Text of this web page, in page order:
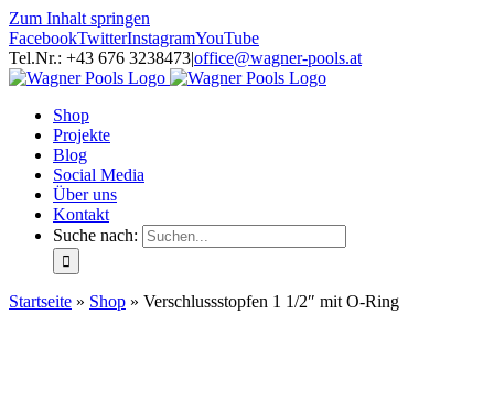
Zum Inhalt springen
FacebookTwitterInstagramYouTube
Tel.Nr.: +43 676 3238473|office@wagner-pools.at
Shop
Projekte
Blog
Social Media
Über uns
Kontakt
Suche nach:
Startseite » Shop » Verschlussstopfen 1 1/2″ mit O-Ring